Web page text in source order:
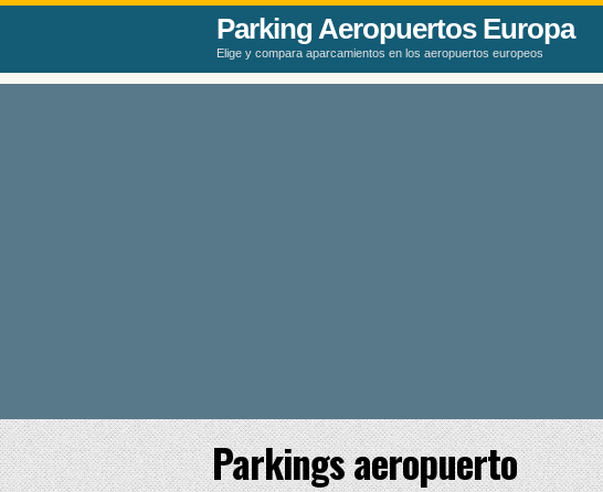
Parking Aeropuertos Europa
Elige y compara aparcamientos en los aeropuertos europeos
Parkings aeropuerto